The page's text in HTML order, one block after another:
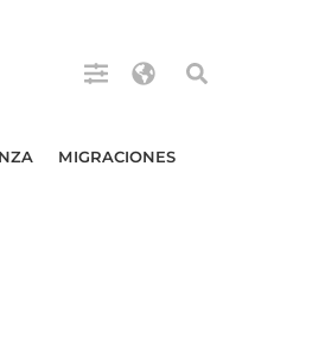
MIGRACIONES